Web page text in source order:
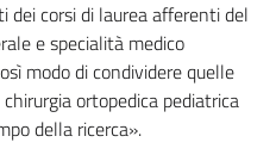
dei corsi di laurea afferenti del
e specialità medico
modo di condividere quelle
ortopedica pediatrica
della ricerca».